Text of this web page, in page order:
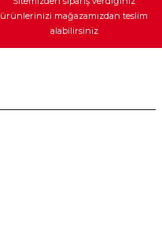
ürünlerinizi mağazamızdan teslim
alabilirsiniz